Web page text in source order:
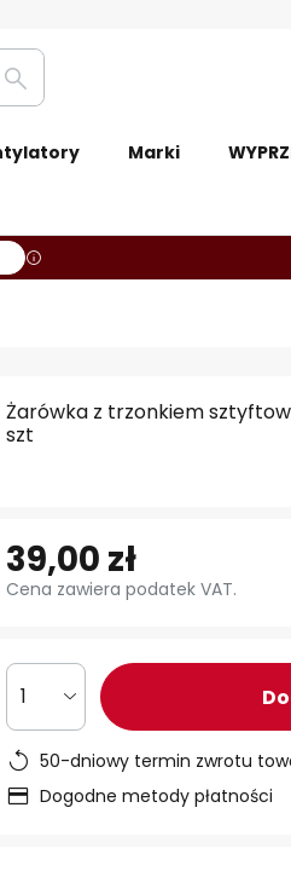
Szukaj
Marki
Żarówka z trzonkiem
szt
39,00 zł
Cena zawiera podatek VAT.
1
50-dniowy termin zwrotu
Dogodne metody płatności